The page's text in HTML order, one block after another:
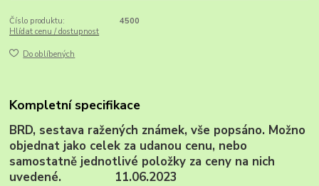
Číslo produktu:
4500
Hlídat cenu / dostupnost
Do oblíbených
Kompletní specifikace
BRD, sestava ražených známek, vše popsáno. Možno
objednat jako celek za udanou cenu, nebo
samostatně jednotlivé položky za ceny na nich
uvedené. 11.06.2023